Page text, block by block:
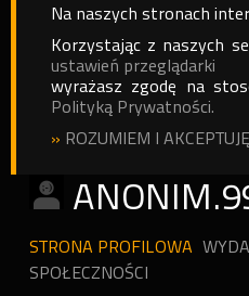
Na naszych stronach
Korzystając z naszych
ustawień przeglądarki
wyrażasz zgodę na
Polityką Prywatności.
» ROZUMIEM I AKCEPTUJĘ
STRONA PROFILOWA
SPOŁECZNOŚCI